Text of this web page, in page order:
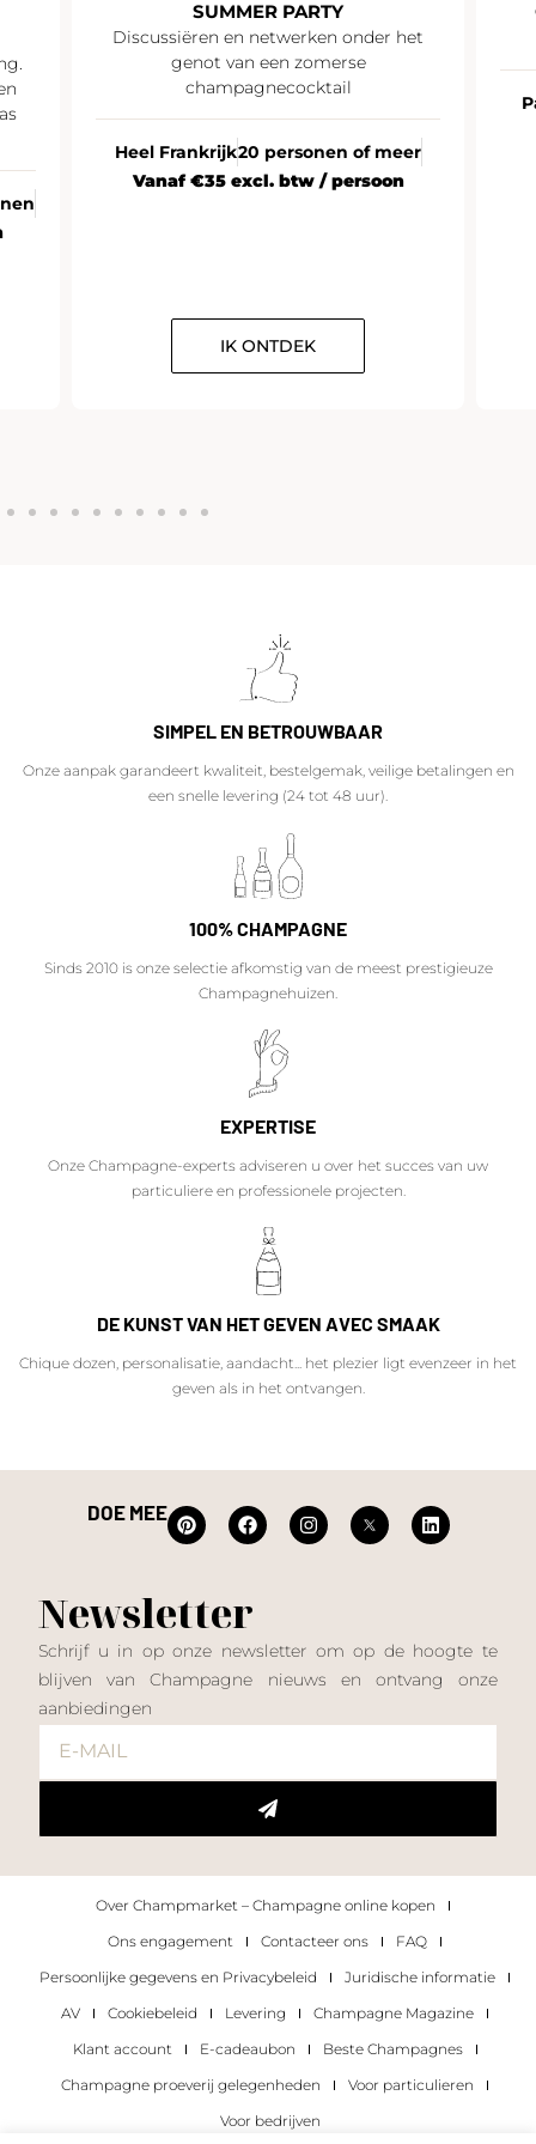
SUMMER PARTY
Discussiëren en netwerken onder het
genot van een zomerse
champagnecocktail
Heel Frankrijk20 personen of meer
Vanaf €35 excl. btw / persoon
IK ONTDEK
SIMPEL EN BETROUWBAAR
Onze aanpak garandeert kwaliteit, bestelgemak, veilige betalingen en
een snelle levering (24 tot 48 uur).
100% CHAMPAGNE
Sinds 2010 is onze selectie afkomstig van de meest prestigieuze
Champagnehuizen.
EXPERTISE
Onze Champagne-experts adviseren u over het succes van uw
particuliere en professionele projecten.
DE KUNST VAN HET GEVEN AVEC SMAAK
Chique dozen, personalisatie, aandacht... het plezier ligt evenzeer in het
geven als in het ontvangen.
DOE MEE
Newsletter
Schrijf u in op onze newsletter om op de hoogte te
blijven van Champagne nieuws en ontvang onze
aanbiedingen
Over Champmarket – Champagne online kopen
Ons engagement
Contacteer ons
FAQ
Persoonlijke gegevens en Privacybeleid
Juridische informatie
AV
Cookiebeleid Levering
Champagne Magazine
Klant account
E-cadeaubon
Beste Champagnes
Champagne proeverij gelegenheden
Voor particulieren
Voor bedrijven